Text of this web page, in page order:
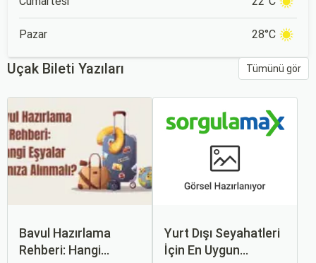
Pazar 28°C
Uçak Bileti Yazıları Tümünü gör
Bavul Hazırlama
Rehberi: Hangi
Yurt Dışı Seyahatleri
İçin En Uygun